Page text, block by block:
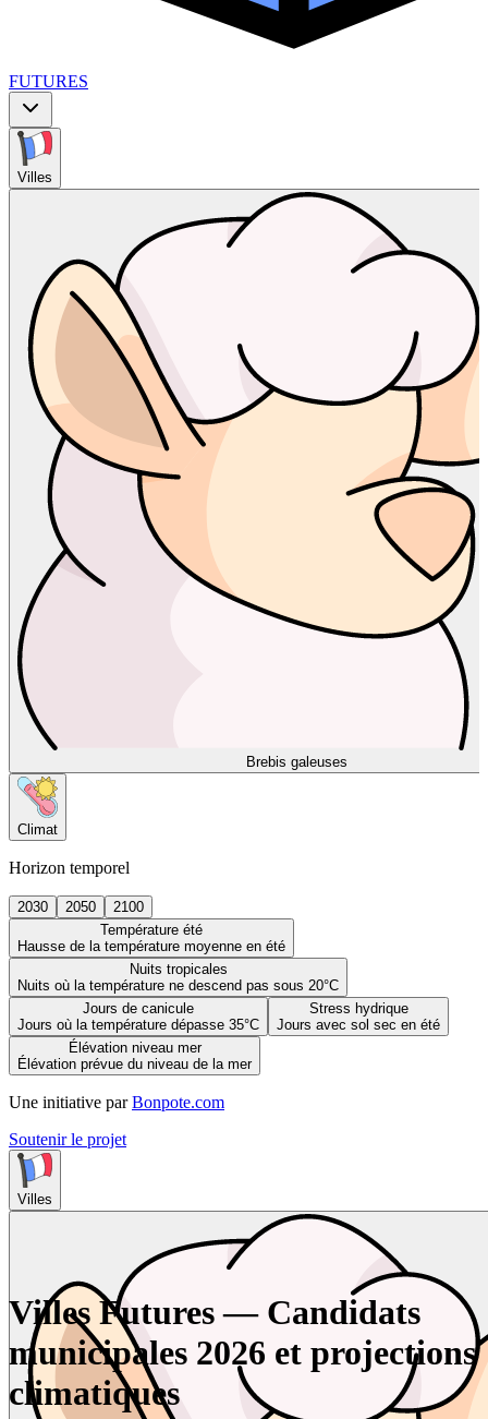
FUTURES
Villes
Brebis galeuses
Climat
Horizon temporel
2030 2050
2100
Température été
Hausse de la température moyenne en été
Nuits tropicales
Nuits où la température ne descend pas sous 20°C
Jours de canicule
Jours où la température dépasse 35°C
Stress hydrique
Jours avec sol sec en été
Élévation niveau mer
Élévation prévue du niveau de la mer
Une initiative par Bonpote.com
Soutenir le projet
Villes
Villes Futures — Candidats
municipales 2026 et projections
climatiques